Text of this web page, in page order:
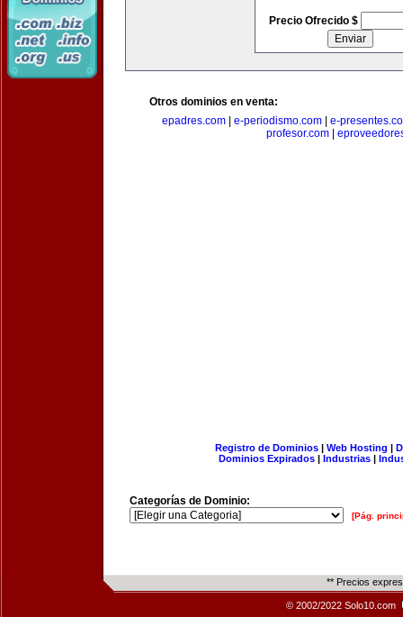
Precio Ofrecido $
Otros dominios en venta:
epadres.com
e-periodismo.com
e-
profesor.com|
Registro de Dominios| Web Hosting |
Dominios Expirados | Industrias |
Categorías de Dominio:
[Pág.
** Precios
© 2002/2022 Solo10.com